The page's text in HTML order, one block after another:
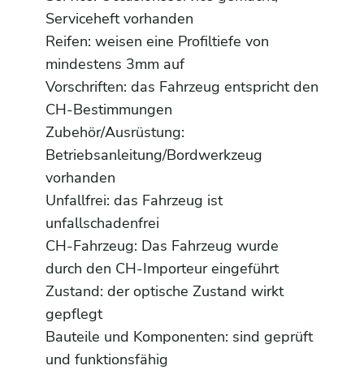
Serviceheft vorhanden
Reifen: weisen eine Profiltiefe von
mindestens 3mm auf
Vorschriften: das Fahrzeug entspricht den
CH-Bestimmungen
Zubehör/Ausrüstung:
Betriebsanleitung/Bordwerkzeug
vorhanden
Unfallfrei: das Fahrzeug ist
unfallschadenfrei
CH-Fahrzeug: Das Fahrzeug wurde
durch den CH-Importeur eingeführt
Zustand: der optische Zustand wirkt
gepflegt
Bauteile und Komponenten: sind geprüft
und funktionsfähig